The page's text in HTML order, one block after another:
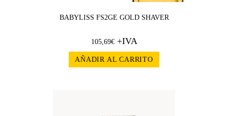
BABYLISS FS2GE GOLD SHAVER
105,69€+IVA
AÑADIR AL CARRITO